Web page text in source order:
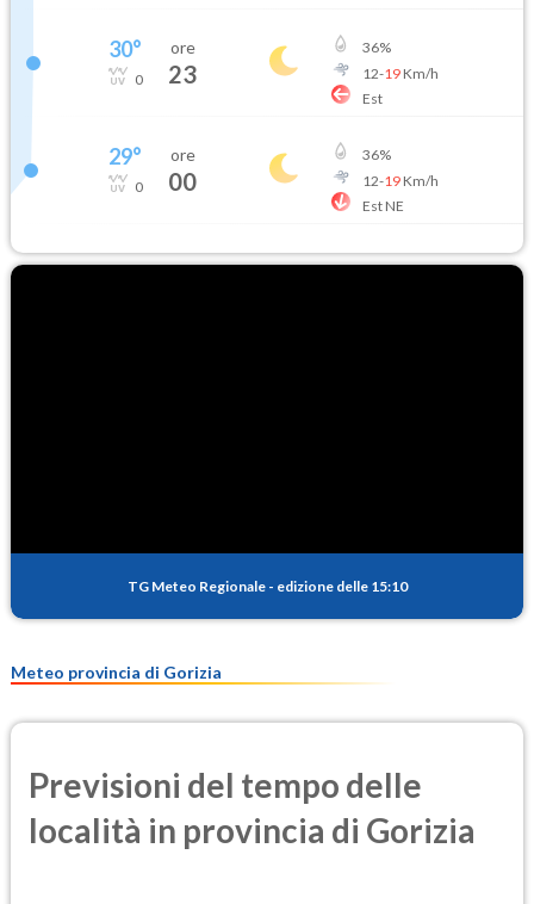
30°
0
ore
23
36%
12-19Km/h
Est
29°
0
ore
00
36%
12-19Km/h
Est NE
TG Meteo Regionale - edizione delle 15:10
Meteo provincia di Gorizia
Previsioni del tempo delle
località in provincia di Gorizia